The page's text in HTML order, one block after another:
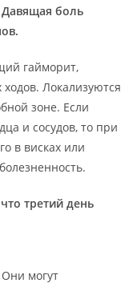
боль
гайморит,
Локализуются
зоне. Если
и сосудов, то при
в висках или
третий день
могут